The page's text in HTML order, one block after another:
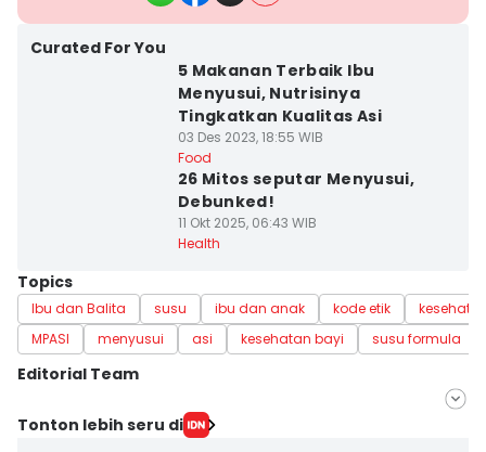
Curated For You
5 Makanan Terbaik Ibu
Menyusui, Nutrisinya
Tingkatkan Kualitas Asi
03 Des 2023, 18:55 WIB
Food
26 Mitos seputar Menyusui,
Debunked!
11 Okt 2025, 06:43 WIB
Health
Topics
Ibu dan Balita susu ibu dan anak kode etik
MPASI
menyusui asi kesehatan bayi susu formula
Editorial Team
Editor
Tonton lebih seru di